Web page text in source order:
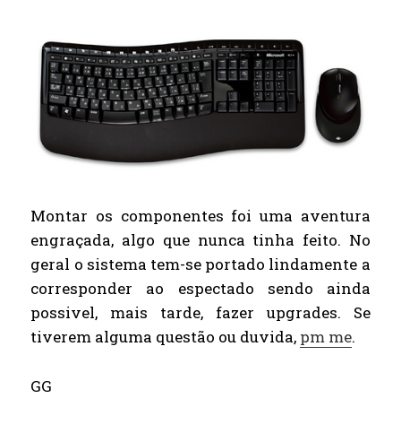
Montar os componentes foi uma aventura
engraçada, algo que nunca tinha feito. No
geral o sistema tem-se portado lindamente a
corresponder ao espectado sendo ainda
possivel, mais tarde, fazer upgrades. Se
tiverem alguma questão ou duvida, pm me.
GG